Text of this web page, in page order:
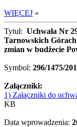
WIĘCEJ »
Tytuł: Uchwała Nr
Tarnowskich
zmian w budżecie
Symbol: 296/1475/
Załączniki:
1) Załączniki do
KB
Data wprowadzenia: